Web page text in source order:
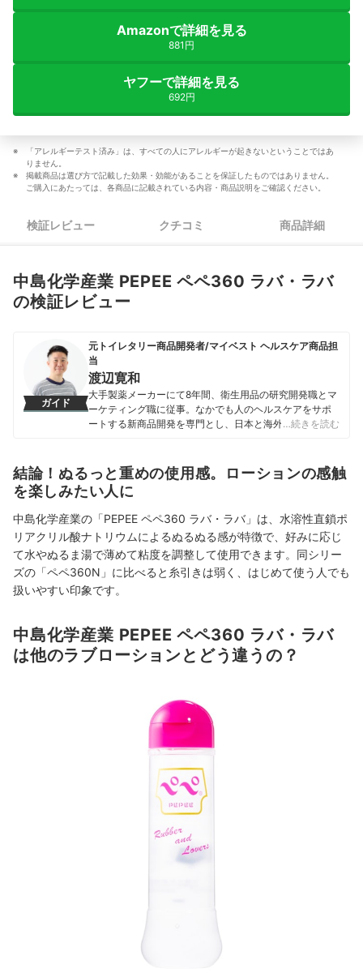
Amazonで詳細を見る
881円
ヤフーで詳細を見る
692円
「アレルギーテスト済み」は、すべての人にアレルギーが起きないということではあ
りません。
掲載商品は選び方で記載した効果・効能があることを保証したものではありません。
ご購入にあたっては、各商品に記載されている内容・商品説明をご確認ください。
検証レビュー クチコミ 商品詳細
中島化学産業 PEPEE ペペ360 ラバ・ラバ
の検証レビュー
ガイド
元トイレタリー商品開発者/マイベスト ヘルスケア商品担
当
渡辺寛和
大手製薬メーカーにて8年間、衛生用品の研究開発職とマ
ーケティング職に従事。なかでも人のヘルスケアをサポ
ートする新商品開発を専門とし、日本と海外を合わせて
品全般の比較検証を担当。「ユーザーが知りたいことを
適切な検証に基づきわかりやすく提供する」をモットー
に、日々の業務に取り組んでいる。
渡辺寛和のプロフィール
…続きを読む
結論！ぬるっと重めの使用感。ローションの感触
を楽しみたい人に
中島化学産業の「PEPEE ペペ360 ラバ・ラバ」は、水溶性直鎖ポ
リアクリル酸ナトリウムによるぬるぬる感が特徴で、好みに応じ
て水やぬるま湯で薄めて粘度を調整して使用できます。同シリー
ズの「ペペ360N」に比べると糸引きは弱く、はじめて使う人でも
扱いやすい印象です。
中島化学産業 PEPEE ペペ360 ラバ・ラバ
は他のラブローションとどう違うの？